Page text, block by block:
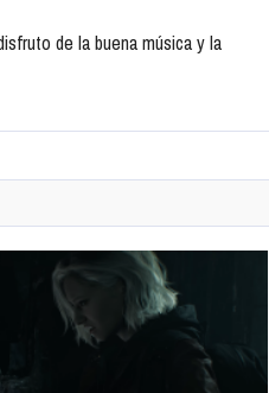
de la buena música y la